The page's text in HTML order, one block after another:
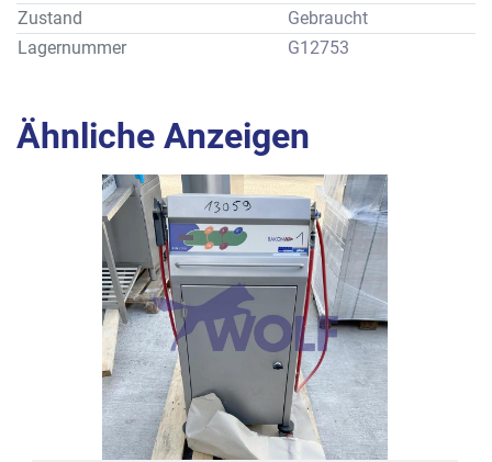
Zustand
Gebraucht
Lagernummer
G12753
Ähnliche Anzeigen